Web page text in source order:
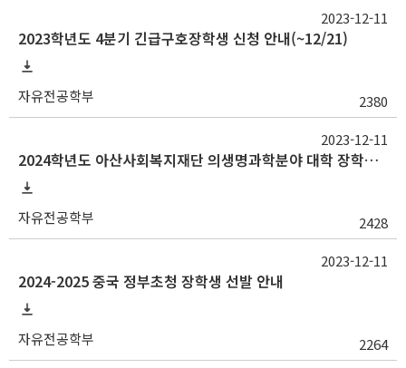
2023학년도 4분기 긴급구호장학생 신청 안내(~12/21)
자유전공학부 2380
2023-12-11
2024학년도 아산사회복지재단 의생명과학분야 대학 장학생 선발 안내
자유전공학부 2428
2023-12-11
2024-2025 중국 정부초청 장학생 선발 안내
자유전공학부 2264
2023-12-11